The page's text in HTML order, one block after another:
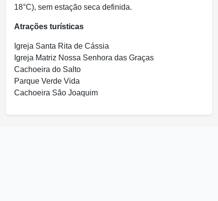
18°C), sem estação seca definida.
Atrações turísticas
Igreja Santa Rita de Cássia
Igreja Matriz Nossa Senhora das Graças
Cachoeira do Salto
Parque Verde Vida
Cachoeira São Joaquim